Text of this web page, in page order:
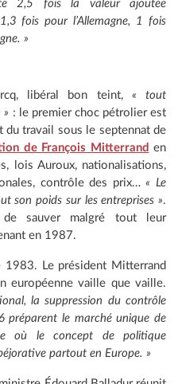
2,5 fois la valeur ajoutée
fois pour l’Allemagne, 1 fois
»
libéral bon teint, « tout
» : le premier choc pétrolier est
travail sous le septennat de
de François Mitterrand en
lois Auroux, nationalisations,
contrôle des prix…« Le
son poids sur les entreprises ».
de sauver malgré tout leur
en 1987.
Le président Mitterrand
européenne vaille que vaille.
la suppression du contrôle
préparent le marché unique de
où le concept de politique
partout en Europe. »